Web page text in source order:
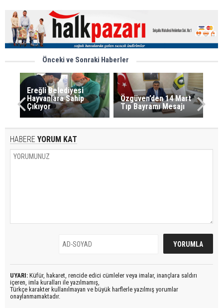
Önceki ve Sonraki Haberler
Ereğli Belediyesi
Hayvanlara Sahip
Çıkıyor
Özgüven’den 14 Mart
Tıp Bayramı Mesajı
HABERE YORUM KAT
UYARI: Küfür, hakaret, rencide edici cümleler veya imalar, inançlara saldırı
içeren, imla kuralları ile yazılmamış,
Türkçe karakter kullanılmayan ve büyük harflerle yazılmış yorumlar
onaylanmamaktadır.